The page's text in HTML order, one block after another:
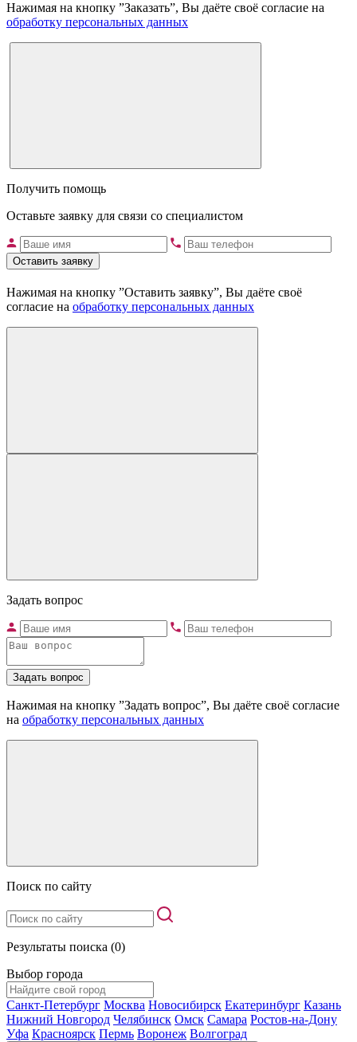
Нажимая на кнопку ”Заказать”, Вы даёте своё согласие на
обработку персональных данных
Получить помощь
Оставьте заявку для связи со специалистом
Оставить заявку
Нажимая на кнопку ”Оставить заявку”, Вы даёте своё
согласие на обработку персональных данных
Задать вопрос
Задать вопрос
Нажимая на кнопку ”Задать вопрос”, Вы даёте своё согласие
на обработку персональных данных
Поиск по сайту
Результаты поиска (0)
Выбор города
Санкт-Петербург Москва Новосибирск Екатеринбург Казань
Нижний Новгород Челябинск Омск Самара Ростов-на-Дону
Уфа Красноярск Пермь Воронеж Волгоград